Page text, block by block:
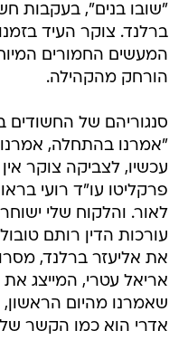
"שובו בנים", בעקבות
ברלנד. צוקר העיד
המעשים החמורים
הורחק מהקהילה.
סנגוריהם של החשודים
"אמרנו בהתחלה,
עכשיו, לצביקה צוקר
פרקליטו עו"ד רועי
לאור. והלקוח שלי
עורכות הדין רותם
את אליעזר ברלנד,
אריאל עטרי, המייצג
שאמרנו מהיום
אדרי הוא כמו הקשר